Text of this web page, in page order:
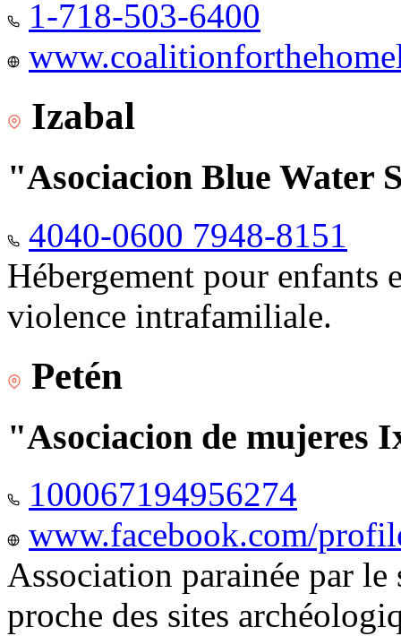
1-718-503-6400
Izabal
"Asociacion Blue Water
4040-0600 7948-8151
Hébergement pour enfants
violence intrafamiliale.
Petén
"Asociacion de mujeres
100067194956274
www.facebook.com/
Association parainée par
proche des sites